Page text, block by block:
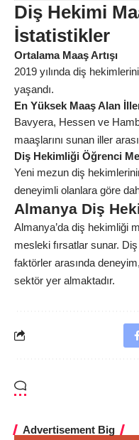
Diş Hekimi
İstatistikler
Ortalama Maaş Artışı
2019 yılında diş
yaşandı.
En Yüksek Maaş Alan
Bavyera, Hessen ve
maaşlarını sunan iller
Diş Hekimliği Öğrenci
Yeni mezun diş
deneyimli olanlara göre
Almanya Diş
Almanya’da diş hekimliği
mesleki fırsatlar sunar.
faktörler arasında
sektör yer almaktadır.
Advertisement Big